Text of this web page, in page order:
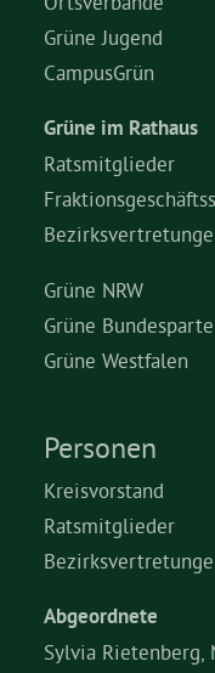
Grüne Jugend
CampusGrün
Grüne im Rathaus
Ratsmitglieder
Grüne NRW
Grüne
Grüne Westfalen
Personen
Kreisvorstand
Ratsmitglieder
Abgeordnete
Sylvia Rietenberg,